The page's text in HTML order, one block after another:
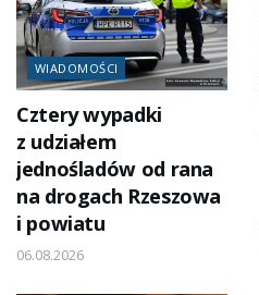
WIADOMOŚCI
Cztery wypadki
z udziałem
jednośladów od rana
na drogach Rzeszowa
i powiatu
06.08.2026